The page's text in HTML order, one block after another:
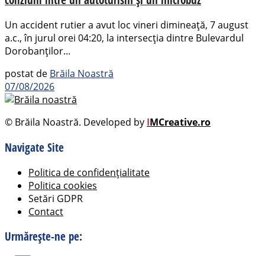
Un accident rutier a avut loc vineri dimineață, 7 august
a.c., în jurul orei 04:20, la intersecția dintre Bulevardul
Dorobanților...
postat de Brăila Noastră
07/08/2026
© Brăila Noastră. Developed by IMCreative.ro
Navigate Site
Politica de confidențialitate
Politica cookies
Setări GDPR
Contact
Urmărește-ne pe: